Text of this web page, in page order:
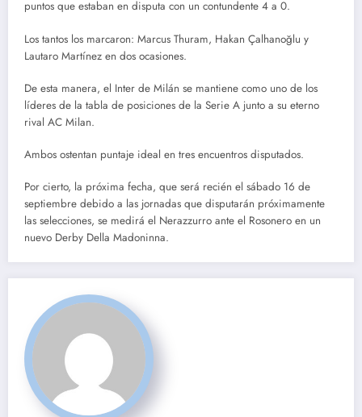
puntos que estaban en disputa con un contundente 4 a 0.
Los tantos los marcaron: Marcus Thuram, Hakan Çalhanoğlu y
Lautaro Martínez en dos ocasiones.
De esta manera, el Inter de Milán se mantiene como uno de los
líderes de la tabla de posiciones de la Serie A junto a su eterno
rival AC Milan.
Ambos ostentan puntaje ideal en tres encuentros disputados.
Por cierto, la próxima fecha, que será recién el sábado 16 de
septiembre debido a las jornadas que disputarán próximamente
las selecciones, se medirá el Nerazzurro ante el Rosonero en un
nuevo Derby Della Madoninna.